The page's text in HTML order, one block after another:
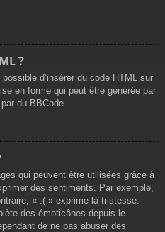
?
d’insérer du code HTML sur
en forme qui peut être générée par
du BBCode.
qui peuvent être utilisées grâce à
des sentiments. Par exemple,
« :( » exprime la tristesse.
des émoticônes depuis le
de ne pas abuser des